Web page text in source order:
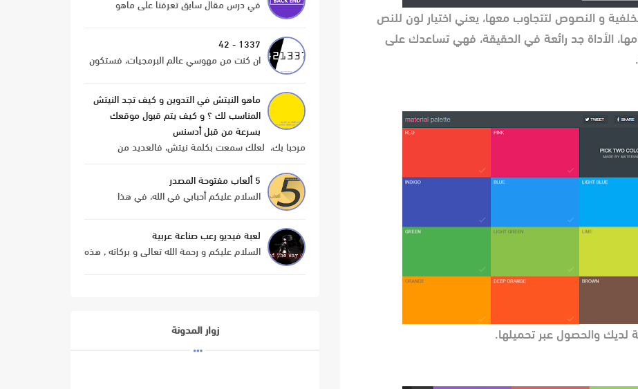
و النصوص لتتجاوب معها، يعني اختيار لون للنص
الأداة جد رائعة في الحقيقة، فهي تساعدك على
لديك والحصول عبر تحميلها.
في درس مقال سابق تعرفنا على ماهو
1337 - 42
ان كنت من مهوسي عالم البرمجيات، فستكون
نيل مؤسس شركة الإتصالات ف...
ماهو النيتش في التدوين و كيف تجد النيتش
المناسب لك ؟ و كيف يتم قبول موقعك
بسرعة من قبل أدسنس
مرحبا بك، لعلك سمعت بكلمة نيتش، فالعديد من
كالريسكين، التجارة الإلكترونية و غيرها. ف...
5 ألعاب مفتوحة المصدر
السلام عليكم أحبابي في الله، في هذا
الويب مباشرة، و من ...
لعبة فيديو رعب صناعة عربية
السلام عليكم و رحمة الله تعالى و بركاته , هذه
زوار المدونة